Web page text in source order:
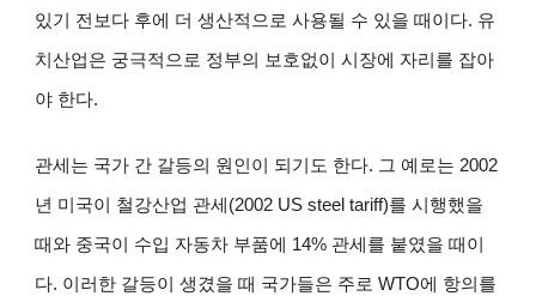
있기 전보다 후에 더 생산적으로 사용될 수 있을 때이다. 유
치산업은 궁극적으로 정부의 보호없이 시장에 자리를 잡아
야 한다.
관세는 국가 간 갈등의 원인이 되기도 한다. 그 예로는 2002
년 미국이 철강산업 관세(2002 US steel tariff)를 시행했을
때와 중국이 수입 자동차 부품에 14% 관세를 붙였을 때이
다. 이러한 갈등이 생겼을 때 국가들은 주로 WTO에 항의를